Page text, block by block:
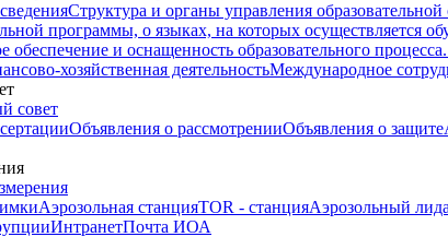
Структура и органы управления образовательной
программы, о языках, на которых осуществляется
обеспечение и оснащенность образовательного
хозяйственная деятельностьМеждународное
совет
Объявления о рассмотренииОбъявления о защите
Аэрозольная станцияTOR - станцияАэрозольный
ИнтранетПочта ИОА